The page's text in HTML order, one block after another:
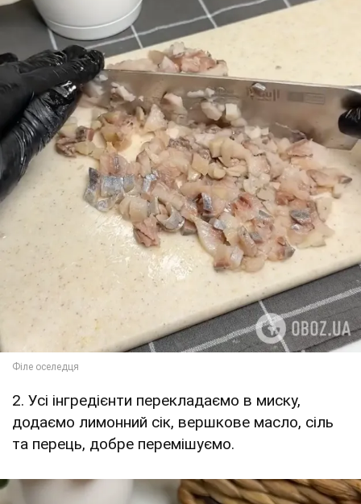
2. Усі інгредієнти перекладаємо в миску,
додаємо лимонний сік, вершкове масло, сіль
та перець, добре перемішуємо.